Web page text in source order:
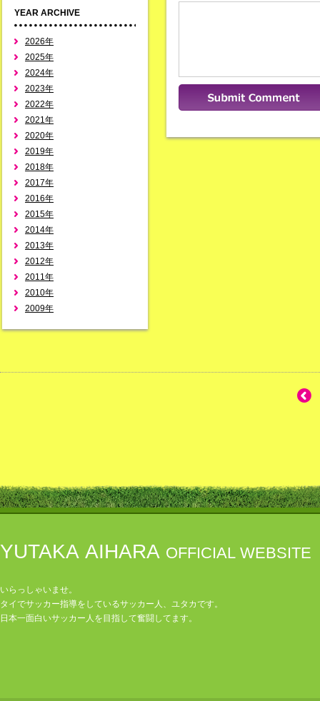
YEAR ARCHIVE
2026年
2025年
2024年
2023年
2022年
2021年
2020年
2019年
2018年
2017年
2016年
2015年
2014年
2013年
2012年
2011年
2010年
2009年
YUTAKA AIHARA OFFICIAL WEBSITE
いらっしゃいませ。
タイでサッカー指導をしているサッカー人、ユタカです。
日本一面白いサッカー人を目指して奮闘してます。